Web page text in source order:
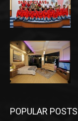
POPULAR POSTS